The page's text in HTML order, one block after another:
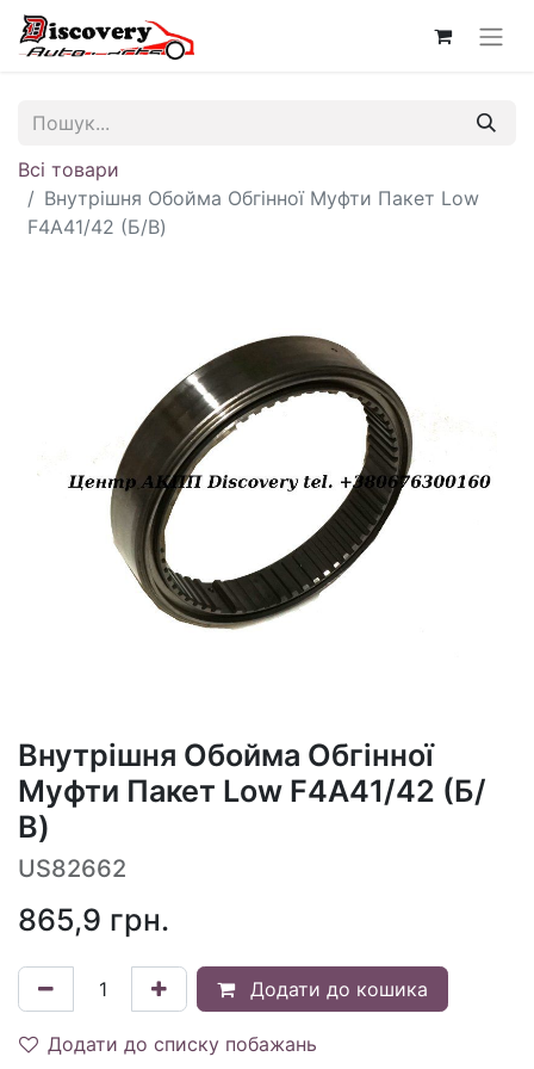
Всі товари
Внутрішня Обойма Обгінної Муфти Пакет Low
F4A41/42 (Б/В)
Внутрішня Обойма Обгінної
Муфти Пакет Low F4A41/42 (Б/
В)
US82662
865,9 грн.
Додати до кошика
Додати до списку побажань